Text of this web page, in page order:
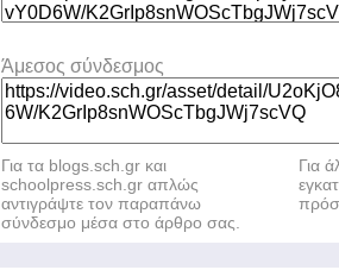
Άμεσος σύνδεσμος
Για τα blogs.sch.gr και
schoolpress.sch.gr απλώς
αντιγράψτε τον παραπάνω
σύνδεσμο μέσα στο άρθρο σας.
Για